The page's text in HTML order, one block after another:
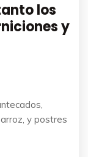
los
y
y postres